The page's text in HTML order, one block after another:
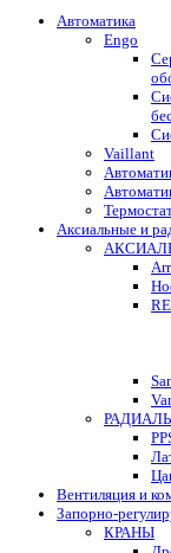
Автоматика
Engo
Vaillant
Аксиальные и
Вентиляция и
Запорно-
КРАНЫ